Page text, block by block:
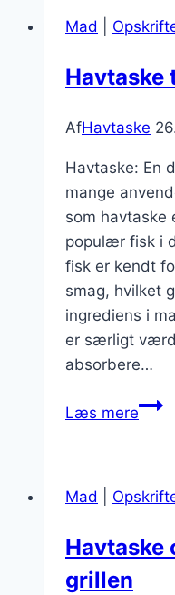
Mad
Havtaske
AfHavtaske
Havtaske: En
mange
som havtaske
populær fisk i
fisk er kendt
smag, hvilket
ingrediens i
er særligt
absorbere…
Læs mere
Mad
Havtaske
grillen